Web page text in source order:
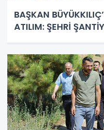
BAŞKAN
ATILIM: ŞEHRİ